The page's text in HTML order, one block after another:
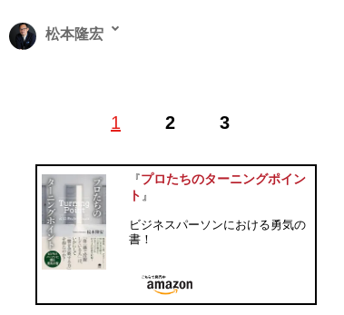
1 2 3
松本隆宏
川県相模原市生まれ。高校時代は日大三高の主力選手と
学。大学卒業後、住宅業界を経て起業。「地主の参謀」
として資産防衛コンサルティングに従事し、この10年で
数々の実績を生み出している。また、最年少ながらコン
サルタント名鑑『日本の専門コンサルタント50』で紹介
されるなど、プロが認める今業界注目の逸材。 ラジオ大
阪OBC（FM91.9 AM1314）にて、毎週水曜日19:45～
20:00「松本隆宏の参謀チャンネル®︎」を放送中。 最新
『プロたちのターニングポイン
ト 』
ビジネスパーソンにおける勇気の
書！